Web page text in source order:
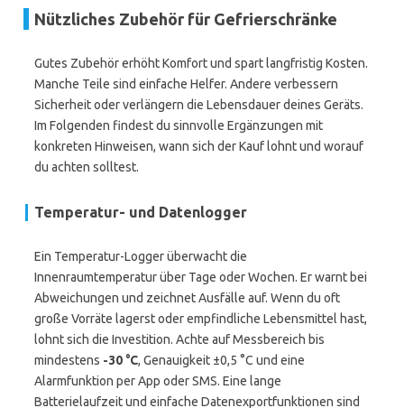
Nützliches Zubehör für Gefrierschränke
Gutes Zubehör erhöht Komfort und spart langfristig Kosten.
Manche Teile sind einfache Helfer. Andere verbessern
Sicherheit oder verlängern die Lebensdauer deines Geräts.
Im Folgenden findest du sinnvolle Ergänzungen mit
konkreten Hinweisen, wann sich der Kauf lohnt und worauf
du achten solltest.
Temperatur- und Datenlogger
Ein Temperatur-Logger überwacht die
Innenraumtemperatur über Tage oder Wochen. Er warnt bei
Abweichungen und zeichnet Ausfälle auf. Wenn du oft
große Vorräte lagerst oder empfindliche Lebensmittel hast,
lohnt sich die Investition. Achte auf Messbereich bis
mindestens -30 °C, Genauigkeit ±0,5 °C und eine
Alarmfunktion per App oder SMS. Eine lange
Batterielaufzeit und einfache Datenexportfunktionen sind